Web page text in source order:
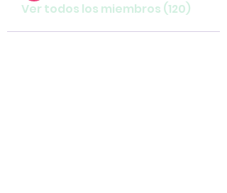
Ver todos los miembros (120)